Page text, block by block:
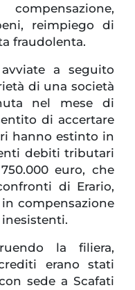
reimpiego di
fraudolenta.
a seguito
di una società
nel mese di
di accertare
hanno estinto in
debiti tributari
euro, che
di Erario,
compensazione
la filiera,
erano stati
sede a Scafati